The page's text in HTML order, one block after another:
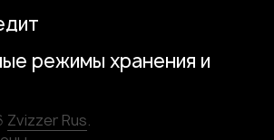
режимы хранения и
Zvizzer Rus.